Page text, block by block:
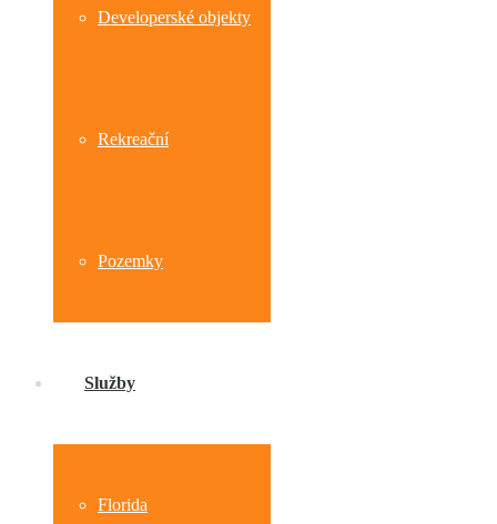
Developerské objekty
Rekreační
Pozemky
Služby
Florida